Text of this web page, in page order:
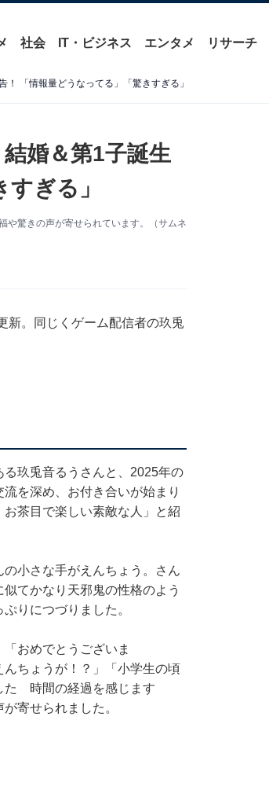
社会 IT・ビジネス エンタメ リサーチ
！ 「情報量どうなってる」「驚きすぎる」
婚＆第1子誕生
ぎる」
や驚きの声が寄せられています。（サムネ
新。同じくゲーム配信者の玖兎
玖兎音るうさんと、2025年の
を深め、お付き合いが始まり
茶目で楽しい素敵な人」と紹
小さな手がえんちょう。さん
てかなり天邪鬼の性格のよう
りにつづりました。
おめでとうございま
ちょうが！？」「小学生の頃
た 時間の経過を感じます
寄せられました。